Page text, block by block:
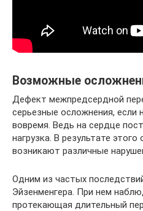
Возможные
Дефект межпредсердной
серьезные осложнения, если
вовремя. Ведь на сердце
нагрузка. В результате
возникают различные
Одним из частых
Эйзенменгера. При нем
протекающая длительный